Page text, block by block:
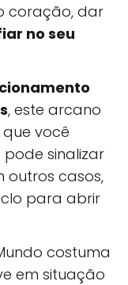
coração, dar
no seu
, este arcano
você
pode sinalizar
outros casos,
para abrir
costuma
em situação